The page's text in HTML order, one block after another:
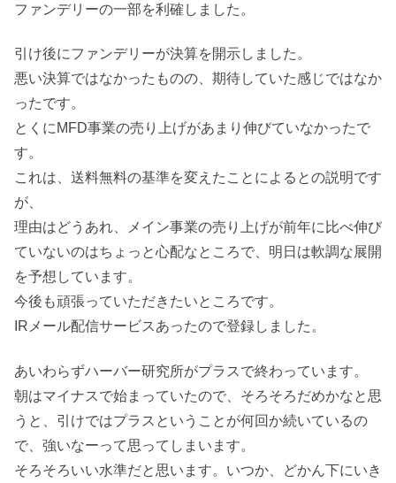
ファンデリーの一部を利確しました。
引け後にファンデリーが決算を開示しました。
悪い決算ではなかったものの、期待していた感じではなか
ったです。
とくにMFD事業の売り上げがあまり伸びていなかったで
す。
これは、送料無料の基準を変えたことによるとの説明です
が、
理由はどうあれ、メイン事業の売り上げが前年に比べ伸び
ていないのはちょっと心配なところで、明日は軟調な展開
を予想しています。
今後も頑張っていただきたいところです。
IRメール配信サービスあったので登録しました。
あいわらずハーバー研究所がプラスで終わっています。
朝はマイナスで始まっていたので、そろそろだめかなと思
うと、引けではプラスということが何回か続いているの
で、強いなーって思ってしまいます。
そろそろいい水準だと思います。いつか、どかん下にいき